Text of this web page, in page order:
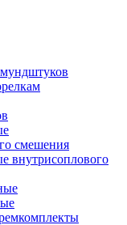
смешения
внутрисоплового